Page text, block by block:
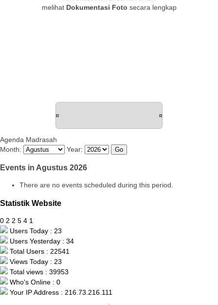
melihat Dokumentasi Foto secara lengkap
Agenda Madrasah
Month:
Year:
Events in Agustus 2026
There are no events scheduled during this period.
Statistik Website
0 2 2 5 4 1
Users Today : 23
Users Yesterday : 34
Total Users : 22541
Views Today : 23
Total views : 39953
Who's Online : 0
Your IP Address : 216.73.216.111